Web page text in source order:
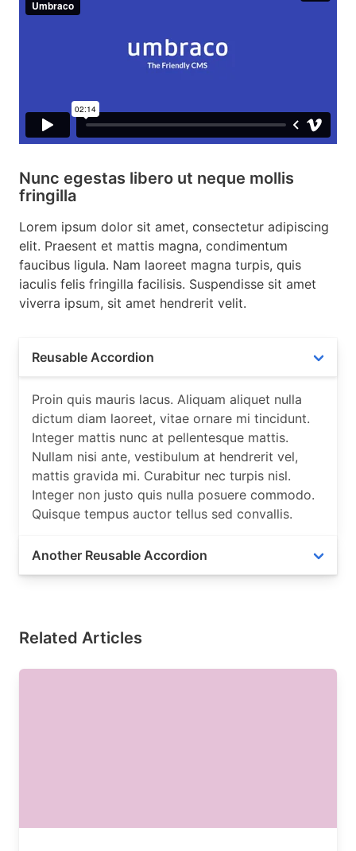
Nunc egestas libero ut neque mollis
fringilla
Lorem ipsum dolor sit amet, consectetur adipiscing
elit. Praesent et mattis magna, condimentum
faucibus ligula. Nam laoreet magna turpis, quis
iaculis felis fringilla facilisis. Suspendisse sit amet
viverra ipsum, sit amet hendrerit velit.
Reusable Accordion
Proin quis mauris lacus. Aliquam aliquet nulla
dictum diam laoreet, vitae ornare mi tincidunt.
Integer mattis nunc at pellentesque mattis.
Nullam nisi ante, vestibulum at hendrerit vel,
mattis gravida mi. Curabitur nec turpis nisl.
Integer non justo quis nulla posuere commodo.
Quisque tempus auctor tellus sed convallis.
Another Reusable Accordion
Integer mattis nunc at pellentesque mattis.
mattis gravida mi. Curabitur nec turpis nisl.
Related Articles